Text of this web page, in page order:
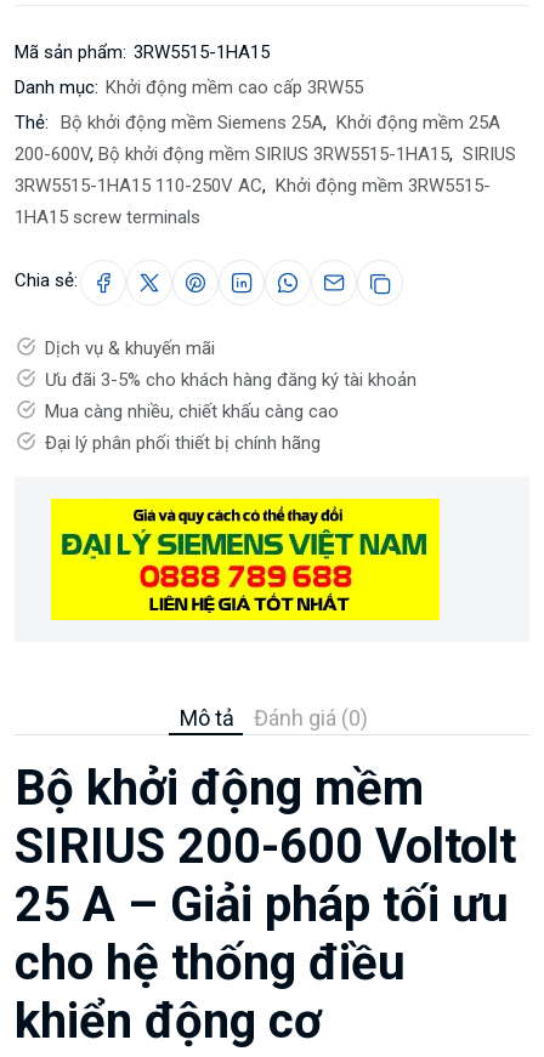
Mã sản phẩm: 3RW5515-1HA15
Danh mục: Khởi động mềm cao cấp 3RW55
Thẻ:
Bộ khởi động mềm Siemens 25A, Khởi động mềm 25A
200-600V, Bộ khởi động mềm SIRIUS 3RW5515-1HA15, SIRIUS
3RW5515-1HA15 110-250V AC, Khởi động mềm 3RW5515-
1HA15 screw terminals
Chia sẻ:
Dịch vụ & khuyến mãi
Ưu đãi 3-5% cho khách hàng đăng ký tài khoản
Mua càng nhiều, chiết khấu càng cao
Đại lý phân phối thiết bị chính hãng
Mô tả Đánh giá (0)
Bộ khởi động mềm
SIRIUS 200-600 Voltolt
25 A – Giải pháp tối ưu
cho hệ thống điều
khiển động cơ